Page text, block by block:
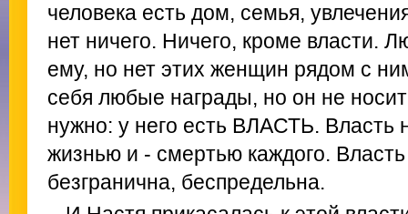
человека есть дом, семья,
нет ничего. Ничего, кроме власти.
ему, но нет этих женщин рядом с
себя любые награды, но он не
нужно: у него есть ВЛАСТЬ. Власть
жизнью и - смертью каждого. Власть
безгранична, беспредельна.